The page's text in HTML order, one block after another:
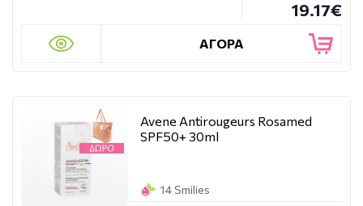
19.17€
ΑΓΟΡΑ
Avene Antirougeurs Rosamed
SPF50+ 30ml
14 Smilies